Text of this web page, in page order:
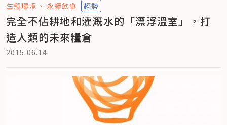
生態環境 永續飲食 趨勢
完全不佔耕地和灌溉水的「漂浮溫室」，打
造人類的未來糧倉
2015.06.14